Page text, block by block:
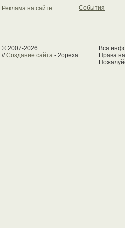
Реклама на сайте
События
© 2007-2026.
//Создание сайта - 2opexa
Вся
Права